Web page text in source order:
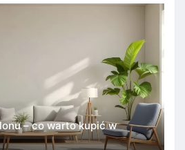
– co warto kupić w